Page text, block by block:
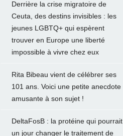
Derrière la crise migratoire de
Ceuta, des destins invisibles : les
jeunes LGBTQ+ qui espèrent
trouver en Europe une liberté
impossible à vivre chez eux
Rita Bibeau vient de célébrer ses
101 ans. Voici une petite anecdote
amusante à son sujet !
DeltaFosB : la protéine qui pourrait
un jour changer le traitement de